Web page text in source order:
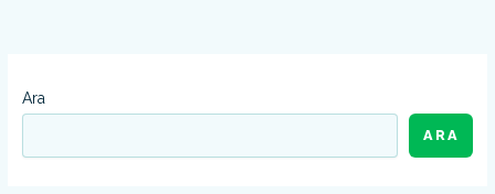
Ara
ARA